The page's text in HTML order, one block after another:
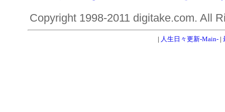
Copyright 1998-2011 digitake.com. All
| 人生日々更新-Main-|